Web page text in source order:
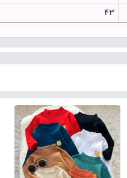
43